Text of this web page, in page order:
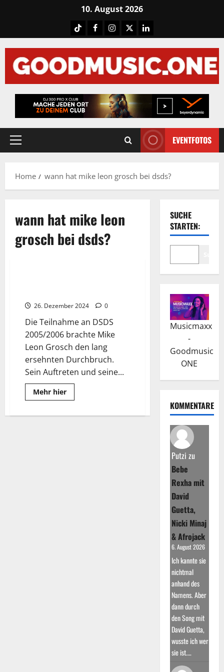
10. August 2026
TiktokFacebook
Instagram
X LinkedIN
Primary
EVENTFOTOS
Home wann hat mike leon grosch bei dsds?
wann hat mike leon
grosch bei dsds?
26. Dezember 2024 0
Die Teilnahme an DSDS
2005/2006 brachte Mike
Leon Grosch den lang
ersehnten Durchbruch.
Sein Auftreten und seine...
Mehr hierRead
more
Leon
SUCHE
STARTEN:
Musicmaxx
-
Goodmusic
ONE
KOMMENTARE
Putzi zu
Bebe
Rexha mit
David
Guetta,
Nicki Minaj
& Afrojack
6. August 2026
Ich kannte sie
nichtmal
anhand des
Namens. Aber
dann durch
den Song mit
David Guetta,
wusste ich wer
sie ist.…